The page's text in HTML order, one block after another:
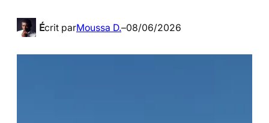
Écrit parMoussa D.–08/06/2026